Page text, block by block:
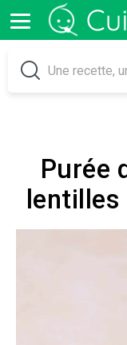
Purée
lentilles